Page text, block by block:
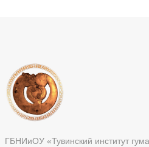
ГБНИиОУ «Тувинский институт